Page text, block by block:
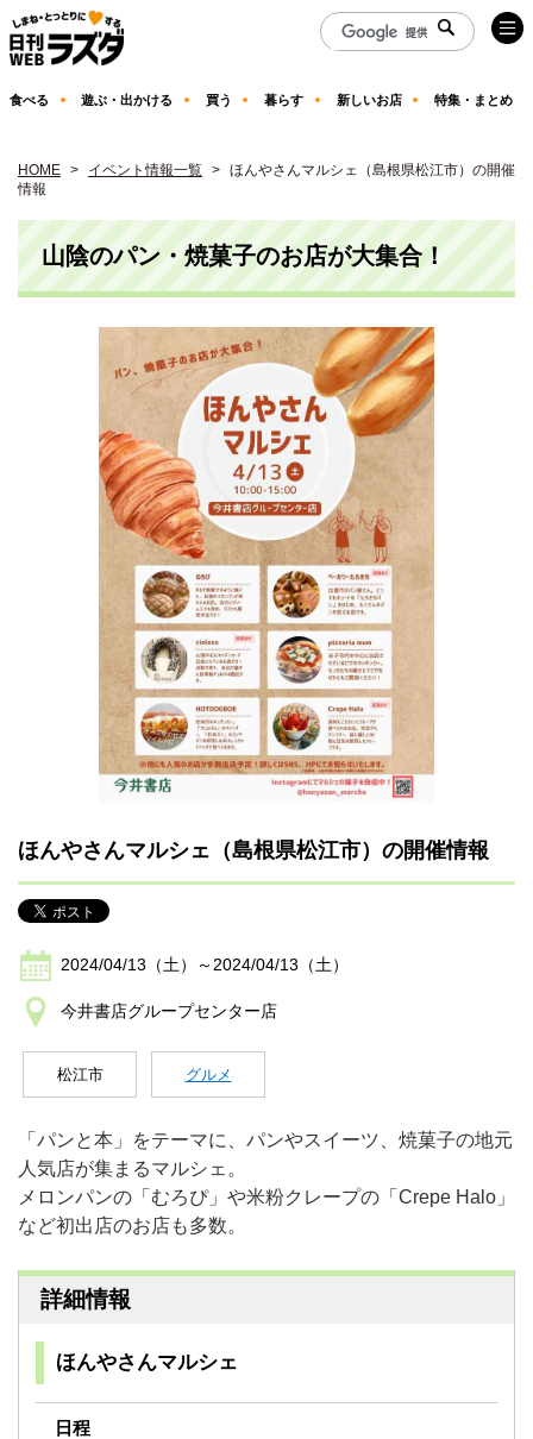
食べる 遊ぶ・出かける 買う 暮らす 新しいお店 特集・まとめ
HOME イベント情報一覧
ほんやさんマルシェ（島根県松江市）の開催
情報
山陰のパン・焼菓子のお店が大集合！
ほんやさんマルシェ（島根県松江市）の開催情報
2024/04/13（土）～2024/04/13（土）
今井書店グループセンター店
松江市 グルメ
「パンと本」をテーマに、パンやスイーツ、焼菓子の地元
人気店が集まるマルシェ。
メロンパンの「むろぴ」や米粉クレープの「Crepe Halo」
など初出店のお店も多数。
詳細情報
ほんやさんマルシェ
日程